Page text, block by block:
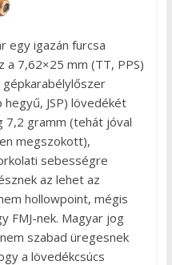
egy igazán furcsa
7,62×25 mm (TT, PPS)
JSP) lövedékét
7,2 gramm (tehát jóval
megszokott),
sebességre
az lehet az
hollowpoint, mégis
FMJ-nek. Magyar jog
szabad üregesnek
a lövedékcsúcs